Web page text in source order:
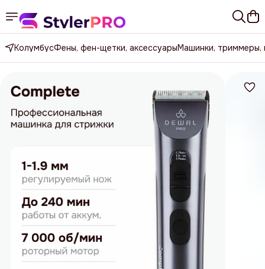
КолумбусФены, фен-щетки, аксессуарыМашинки, триммеры,